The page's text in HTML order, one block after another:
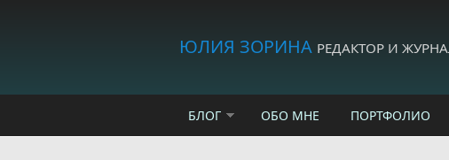
ЮЛИЯ ЗОРИНА РЕДАКТОР И
БЛОГ ОБО МНЕ ПОРТФОЛИО